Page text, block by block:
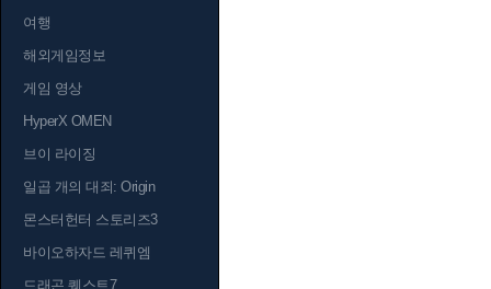
여행
해외게임정보
게임 영상
HyperX OMEN
브이 라이징
일곱 개의 대죄: Origin
몬스터헌터 스토리즈3
바이오하자드 레퀴엠
드래곤 퀘스트7